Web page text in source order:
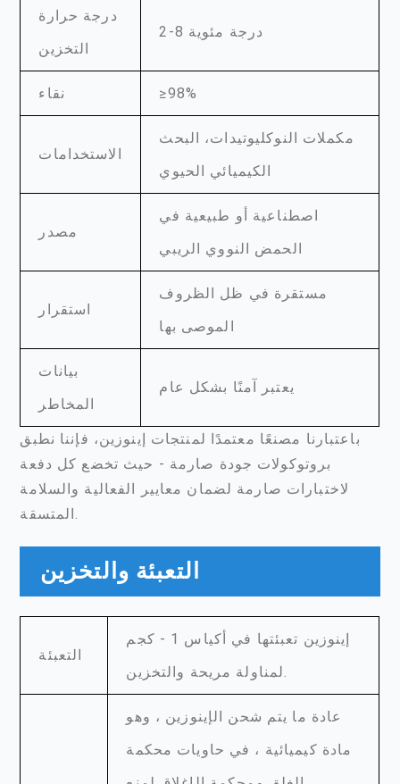
درجة حرارة
التخزين
2-8 درجة مئوية
نقاء ≥98%
الاستخدامات
مكملات النوكليوتيدات، البحث
الكيميائي الحيوي
مصدر
اصطناعية أو طبيعية في
الحمض النووي الريبي
استقرار
مستقرة في ظل الظروف
الموصى بها
بيانات
المخاطر
يعتبر آمنًا بشكل عام
باعتبارنا مصنعًا معتمدًا لمنتجات إينوزين، فإننا نطبق
بروتوكولات جودة صارمة - حيث تخضع كل دفعة
لاختبارات صارمة لضمان معايير الفعالية والسلامة
التعبئة والتخزين
التعبئة
إينوزين تعبئتها في أكياس 1 - كجم
لمناولة مريحة والتخزين.
عادة ما يتم شحن الإينوزين ، وهو
مادة كيميائية ، في حاويات محكمة